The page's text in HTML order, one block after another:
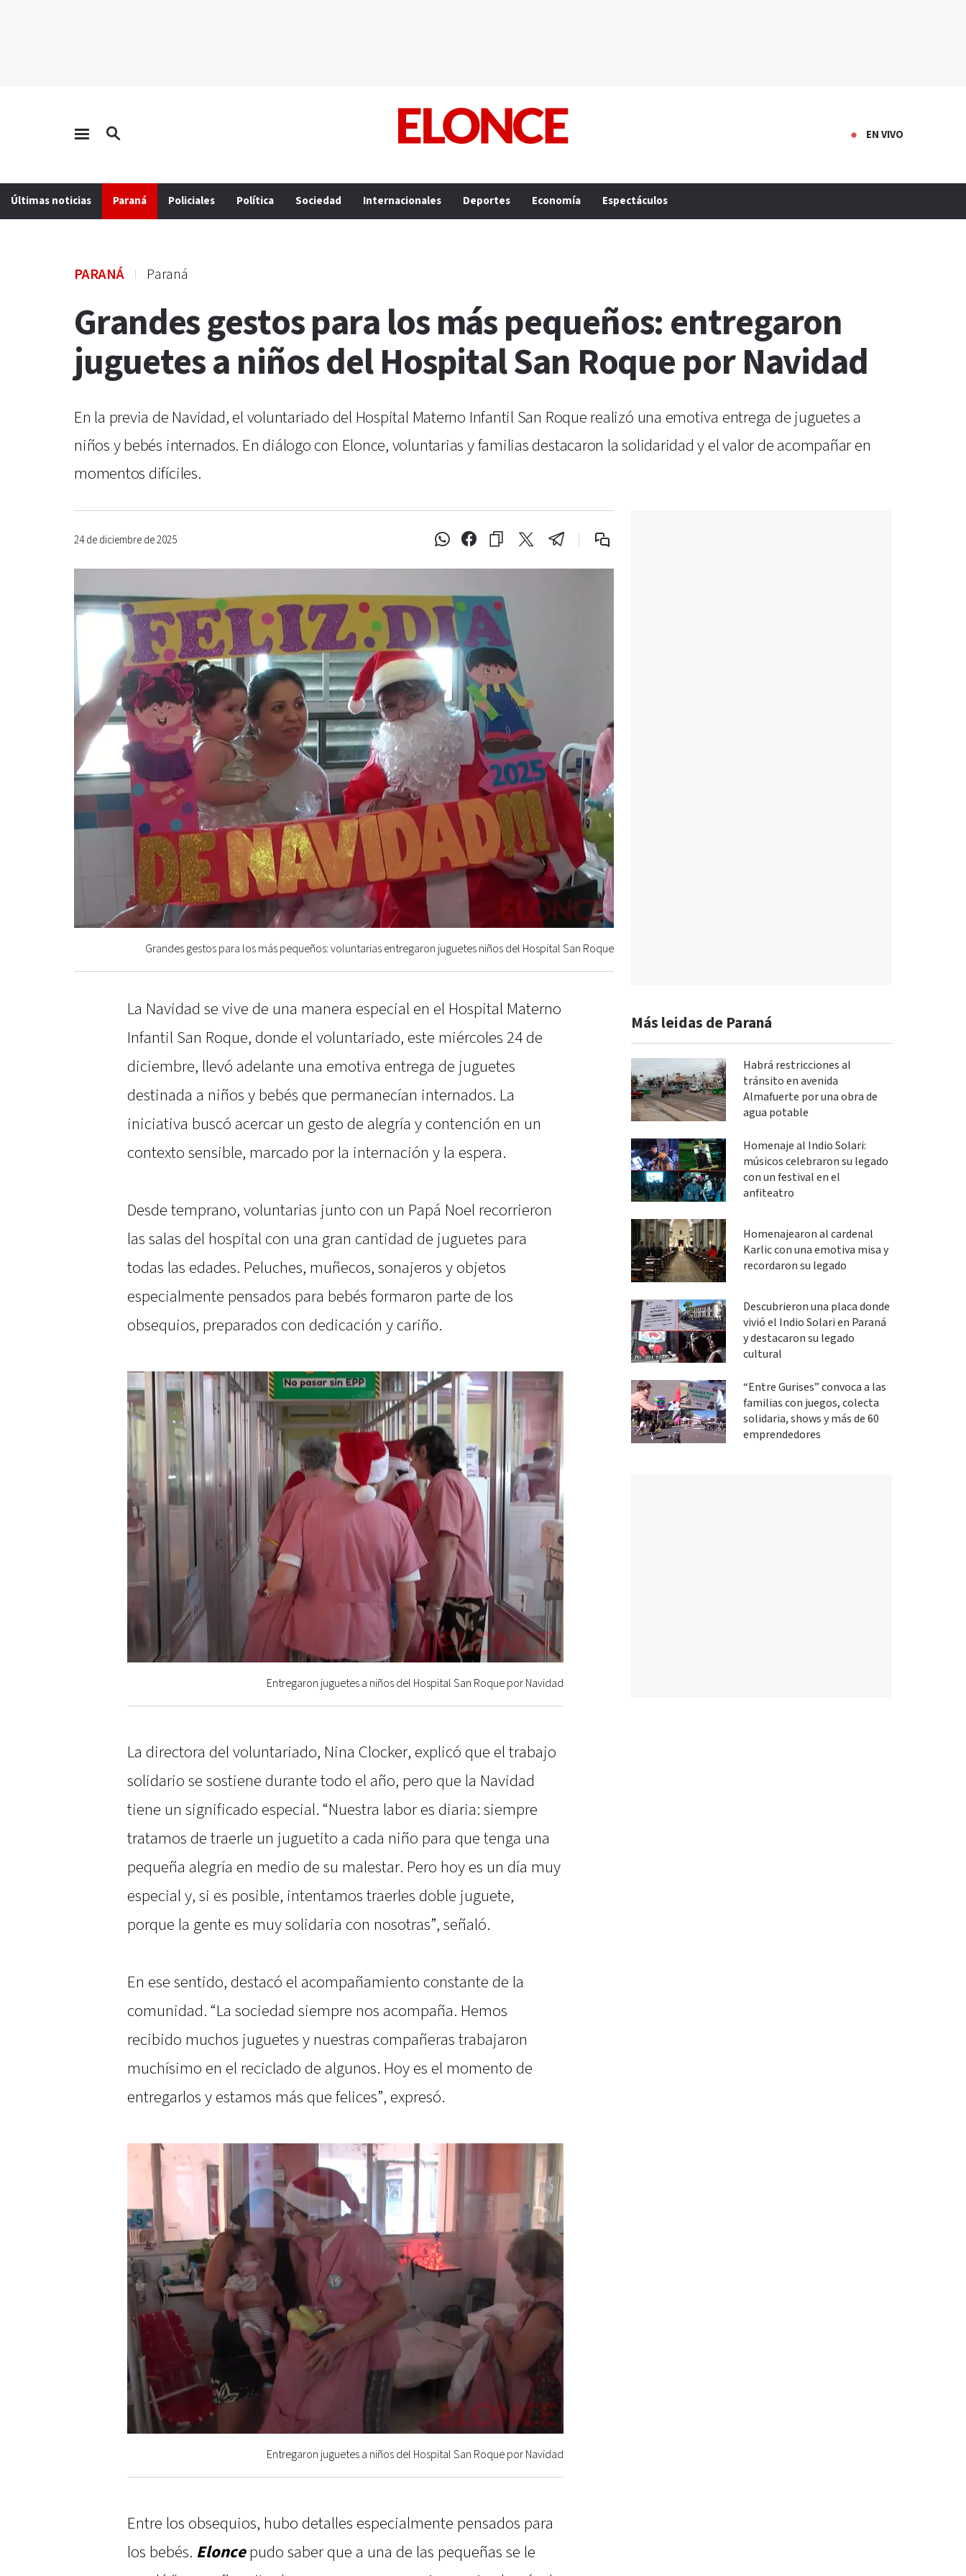
EN VIVO
Últimas noticias Paraná Policiales Política Sociedad Internacionales Deportes Economía Espectáculos
PARANÁ Paraná
Grandes gestos para los más pequeños: entregaron
juguetes a niños del Hospital San Roque por Navidad
En la previa de Navidad, el voluntariado del Hospital Materno Infantil San Roque realizó una emotiva entrega de juguetes a
niños y bebés internados. En diálogo con Elonce, voluntarias y familias destacaron la solidaridad y el valor de acompañar en
momentos difíciles.
24 de diciembre de 2025
Grandes gestos para los más pequeños: voluntarias entregaron juguetes niños del Hospital San Roque
La Navidad se vive de una manera especial en el Hospital Materno
Infantil San Roque, donde el voluntariado, este miércoles 24 de
diciembre, llevó adelante una emotiva entrega de juguetes
destinada a niños y bebés que permanecían internados. La
iniciativa buscó acercar un gesto de alegría y contención en un
contexto sensible, marcado por la internación y la espera.
Desde temprano, voluntarias junto con un Papá Noel recorrieron
las salas del hospital con una gran cantidad de juguetes para
todas las edades. Peluches, muñecos, sonajeros y objetos
especialmente pensados para bebés formaron parte de los
obsequios, preparados con dedicación y cariño.
Entregaron juguetes a niños del Hospital San Roque por Navidad
La directora del voluntariado, Nina Clocker, explicó que el trabajo
solidario se sostiene durante todo el año, pero que la Navidad
tiene un significado especial. “Nuestra labor es diaria: siempre
tratamos de traerle un juguetito a cada niño para que tenga una
pequeña alegría en medio de su malestar. Pero hoy es un día muy
especial y, si es posible, intentamos traerles doble juguete,
porque la gente es muy solidaria con nosotras”, señaló.
En ese sentido, destacó el acompañamiento constante de la
comunidad. “La sociedad siempre nos acompaña. Hemos
recibido muchos juguetes y nuestras compañeras trabajaron
muchísimo en el reciclado de algunos. Hoy es el momento de
entregarlos y estamos más que felices”, expresó.
Entregaron juguetes a niños del Hospital San Roque por Navidad
Entre los obsequios, hubo detalles especialmente pensados para
los bebés. Elonce pudo saber que a una de las pequeñas se le
Más leidas de Paraná
Habrá restricciones al
tránsito en avenida
Almafuerte por una obra de
agua potable
Homenaje al Indio Solari:
músicos celebraron su legado
con un festival en el
anfiteatro
Homenajearon al cardenal
Karlic con una emotiva misa y
recordaron su legado
Descubrieron una placa donde
vivió el Indio Solari en Paraná
y destacaron su legado
cultural
“Entre Gurises” convoca a las
familias con juegos, colecta
solidaria, shows y más de 60
emprendedores